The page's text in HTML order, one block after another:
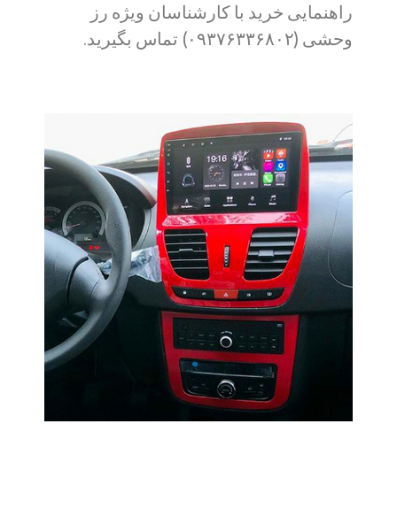
راهنمایی خرید با کارشناسان ویژه رز
وحشی (۰۹۳۷۶۳۳۶۸۰۲) تماس بگیرید.